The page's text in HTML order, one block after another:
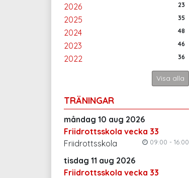
2026 23
2025 35
2024 48
2023 46
2022 36
Visa alla
TRÄNINGAR
måndag 10 aug 2026
Friidrottsskola vecka 33
09:00 - 16:00
Friidrottsskola
tisdag 11 aug 2026
Friidrottsskola vecka 33